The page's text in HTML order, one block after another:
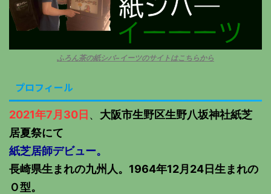
ふろん茶の紙シバ−イーツのサイトはこちらから
プロフィール
2021年7月30日 、 大阪市生野区生野八坂神社紙芝
居夏祭にて
紙芝居師デビュー。
長崎県生まれの九州人。1964年12月24日生まれの
Ｏ型。